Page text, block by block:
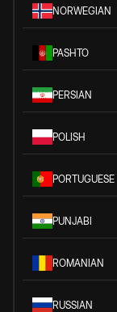
NORWEGIAN
PASHTO
PERSIAN
POLISH
PORTUGUESE
PUNJABI
ROMANIAN
RUSSIAN